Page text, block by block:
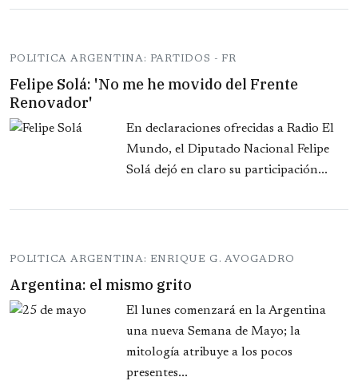
POLITICA ARGENTINA: PARTIDOS - FR
Felipe Solá: 'No me he movido del Frente
Renovador'
En declaraciones ofrecidas a Radio El
Mundo, el Diputado Nacional Felipe
Solá dejó en claro su participación...
POLITICA ARGENTINA: ENRIQUE G. AVOGADRO
Argentina: el mismo grito
El lunes comenzará en la Argentina
una nueva Semana de Mayo; la
mitología atribuye a los pocos
presentes...